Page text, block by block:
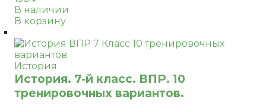
В наличии
В корзину
История
История. 7-й класс. ВПР. 10
тренировочных вариантов.